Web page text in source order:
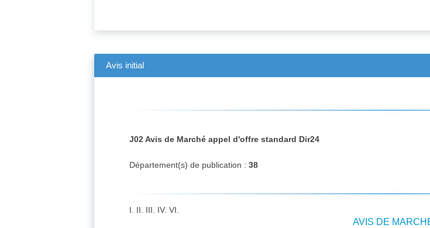
Avis initial
J02 Avis de Marché appel d'offre standard Dir24
Département(s) de publication :38
I. II. III. IV. VI.
AVIS DE